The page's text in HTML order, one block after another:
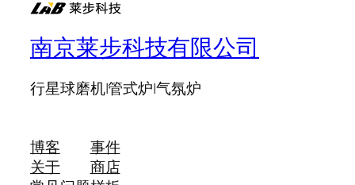
南京莱步科技有限公司
行星球磨机|管式炉|气氛炉
博客
关于
事件
商店